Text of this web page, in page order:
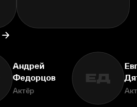
Андрей
Федорцов
Актёр
ЕД